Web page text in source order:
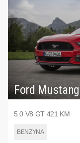
Ford Mustang
5.0 V8 GT 421 KM
BENZYNA